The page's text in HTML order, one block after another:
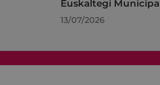
Euskaltegi
13/07/2026